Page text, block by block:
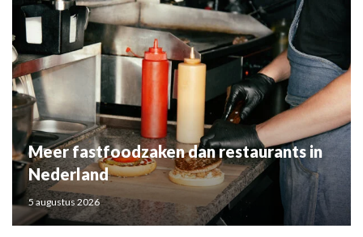
Meer fastfoodzaken dan restaurants in
Nederland
5 augustus 2026